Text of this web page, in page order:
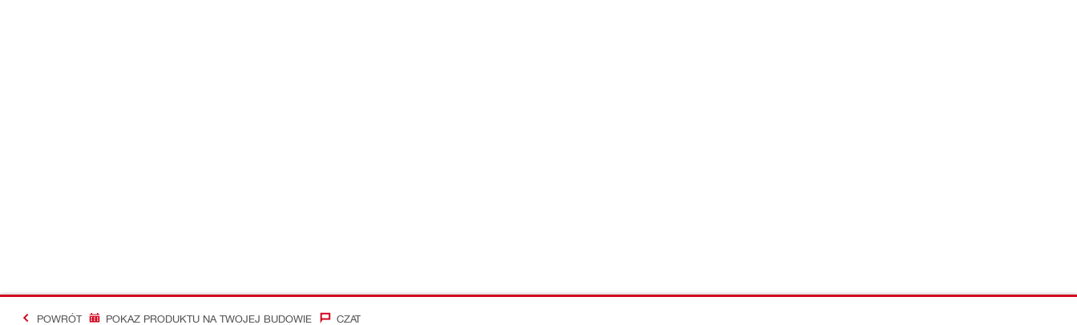
POWRÓT POKAZ PRODUKTU NA TWOJEJ BUDOWIE CZAT